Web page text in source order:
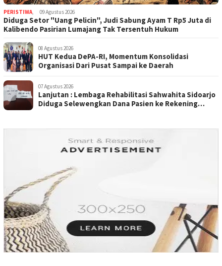
PERISTIWA 09 Agustus 2026
Diduga Setor "Uang Pelicin", Judi Sabung Ayam T Rp5 Juta di
Kalibendo Pasirian Lumajang Tak Tersentuh Hukum
08 Agustus 2026
HUT Kedua DePA-RI, Momentum Konsolidasi
Organisasi Dari Pusat Sampai ke Daerah
07 Agustus 2026
Lanjutan : Lembaga Rehabilitasi Sahwahita Sidoarjo
Diduga Selewengkan Dana Pasien ke Rekening